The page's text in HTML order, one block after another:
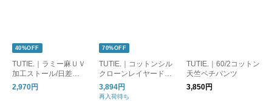
40%OFF
TUTIE.｜ラミー麻ＵＶ
加工ストール/日差し
対策・UVケア・麻・
天然素材
2,970円
70%OFF
TUTIE.｜コットンシル
クローンレイヤードプ
ルオーバー
3,894円
再入荷待ち
TUTIE.｜60/2コットン
天竺ペチパンツ
3,850円